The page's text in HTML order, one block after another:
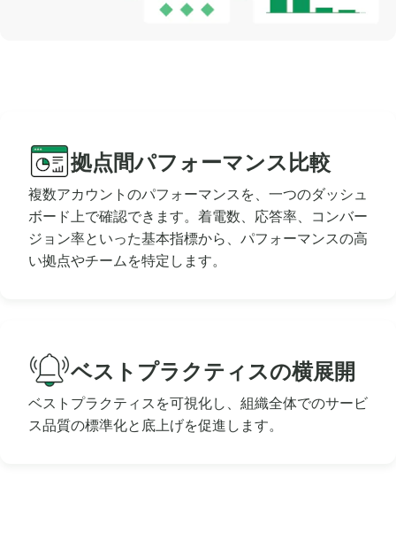
拠点間パフォーマンス比較
複数アカウントのパフォーマンスを、一つのダッシュ
ボード上で確認できます。着電数、応答率、コンバー
ジョン率といった基本指標から、パフォーマンスの高
い拠点やチームを特定します。
ベストプラクティスの横展開
ベストプラクティスを可視化し、組織全体でのサービ
ス品質の標準化と底上げを促進します。